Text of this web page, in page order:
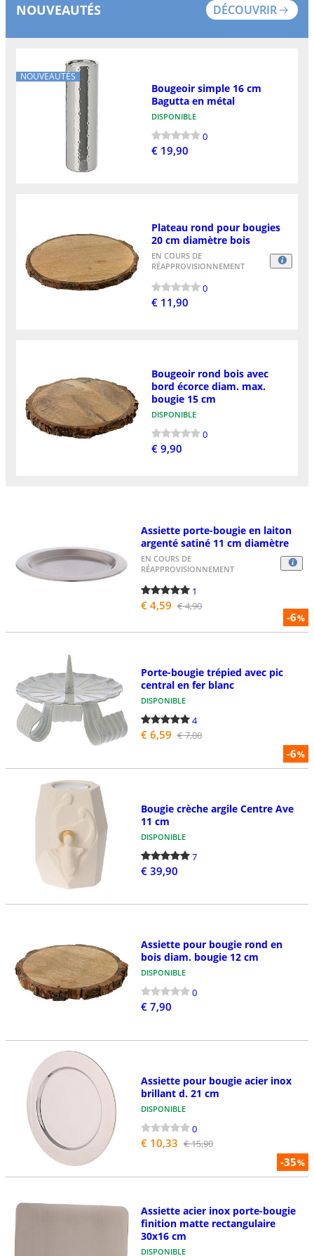
NOUVEAUTÉS DÉCOUVRIR
NOUVEAUTÉS
Bougeoir simple 16 cm
Bagutta en métal
DISPONIBLE
0
€ 19,90
Plateau rond pour bougies
20 cm diamètre bois
EN COURS DE
RÉAPPROVISIONNEMENT
0
€ 11,90
Bougeoir rond bois avec
bord écorce diam. max.
bougie 15 cm
DISPONIBLE
0
€ 9,90
-6%
Assiette porte-bougie en laiton
argenté satiné 11 cm diamètre
EN COURS DE
RÉAPPROVISIONNEMENT
1
€ 4,59 € 4,90
-6%
Porte-bougie trépied avec pic
central en fer blanc
DISPONIBLE
4
€ 6,59 € 7,00
Bougie crèche argile Centre Ave
11 cm
DISPONIBLE
7
€ 39,90
Assiette pour bougie rond en
bois diam. bougie 12 cm
DISPONIBLE
0
€ 7,90
-35%
Assiette pour bougie acier inox
brillant d. 21 cm
DISPONIBLE
0
€ 10,33 € 15,90
Assiette acier inox porte-bougie
finition matte rectangulaire
30x16 cm
DISPONIBLE